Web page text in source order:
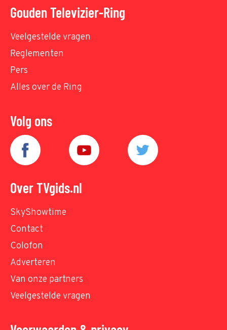
Gouden Televizier-Ring
Veelgestelde vragen
Reglementen
Pers
Alles over de Ring
Volg ons
Over TVgids.nl
SkyShowtime
Contact
Colofon
Adverteren
Van onze partners
Veelgestelde vragen